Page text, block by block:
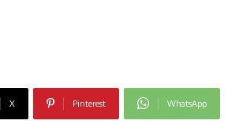
X Pinterest WhatsApp